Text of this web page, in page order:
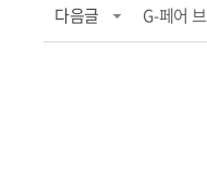
다음글
G-페어